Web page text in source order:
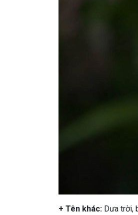
+ Tên khác: Dưa trời,